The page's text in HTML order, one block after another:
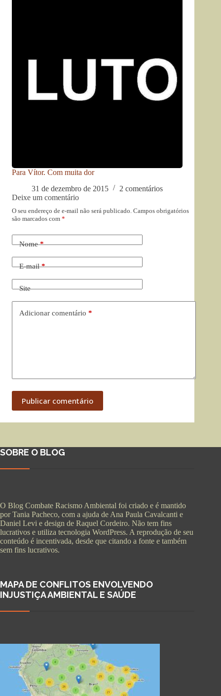
Para Vítor. Com muita dor
31 de dezembro de 2015
2 comentários
Deixe um comentário
O seu endereço de e-mail não será publicado. Campos obrigatórios
são marcados com *
Nome*
E-mail*
Site
Adicionar comentário *
Publicar comentário
SOBRE O BLOG
O Blog Combate Racismo Ambiental foi criado e é mantido
por Tania Pacheco, com a ajuda de Ana Paula Cavalcanti e
Daniel Levi e design de Raquel Cordeiro. Não tem fins
lucrativos e utiliza tecnologia WordPress. A reprodução de seu
conteúdo é incentivada, desde que citando a fonte e também
sem fins lucrativos.
MAPA DE CONFLITOS ENVOLVENDO
INJUSTIÇA AMBIENTAL E SAÚDE